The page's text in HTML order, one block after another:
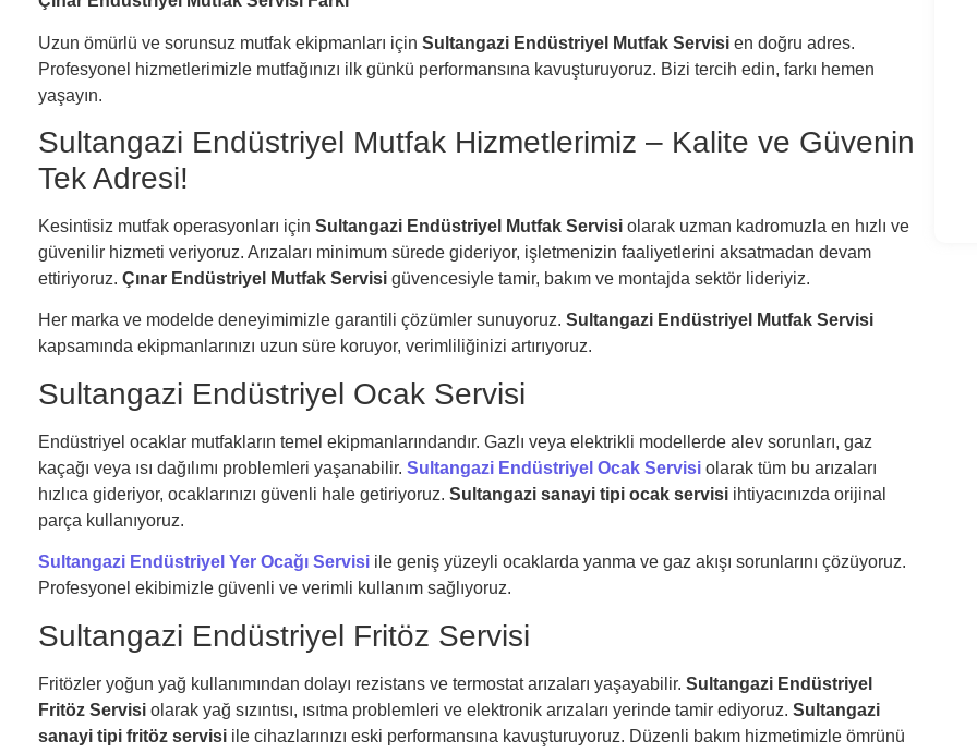
Uzun ömürlü ve sorunsuz mutfak ekipmanları için Sultangazi Endüstriyel Mutfak Servisi en doğru adres.
Profesyonel hizmetlerimizle mutfağınızı ilk günkü performansına kavuşturuyoruz. Bizi tercih edin, farkı hemen
yaşayın.
Sultangazi Endüstriyel Mutfak Hizmetlerimiz – Kalite ve Güvenin
Tek Adresi!
Kesintisiz mutfak operasyonları için Sultangazi Endüstriyel Mutfak Servisi olarak uzman kadromuzla en hızlı ve
güvenilir hizmeti veriyoruz. Arızaları minimum sürede gideriyor, işletmenizin faaliyetlerini aksatmadan devam
ettiriyoruz. Çınar Endüstriyel Mutfak Servisi güvencesiyle tamir, bakım ve montajda sektör lideriyiz.
Her marka ve modelde deneyimimizle garantili çözümler sunuyoruz. Sultangazi Endüstriyel Mutfak Servisi
kapsamında ekipmanlarınızı uzun süre koruyor, verimliliğinizi artırıyoruz.
Sultangazi Endüstriyel Ocak Servisi
Endüstriyel ocaklar mutfakların temel ekipmanlarındandır. Gazlı veya elektrikli modellerde alev sorunları, gaz
kaçağı veya ısı dağılımı problemleri yaşanabilir. Sultangazi Endüstriyel Ocak Servisi olarak tüm bu arızaları
hızlıca gideriyor, ocaklarınızı güvenli hale getiriyoruz. Sultangazi sanayi tipi ocak servisi ihtiyacınızda orijinal
parça kullanıyoruz.
Sultangazi Endüstriyel Yer Ocağı Servisi ile geniş yüzeyli ocaklarda yanma ve gaz akışı sorunlarını çözüyoruz.
Profesyonel ekibimizle güvenli ve verimli kullanım sağlıyoruz.
Sultangazi Endüstriyel Fritöz Servisi
Fritözler yoğun yağ kullanımından dolayı rezistans ve termostat arızaları yaşayabilir. Sultangazi Endüstriyel
Fritöz Servisi olarak yağ sızıntısı, ısıtma problemleri ve elektronik arızaları yerinde tamir ediyoruz. Sultangazi
sanayi tipi fritöz servisi ile cihazlarınızı eski performansına kavuşturuyoruz. Düzenli bakım hizmetimizle ömrünü